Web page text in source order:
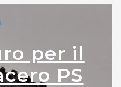
per il
PS